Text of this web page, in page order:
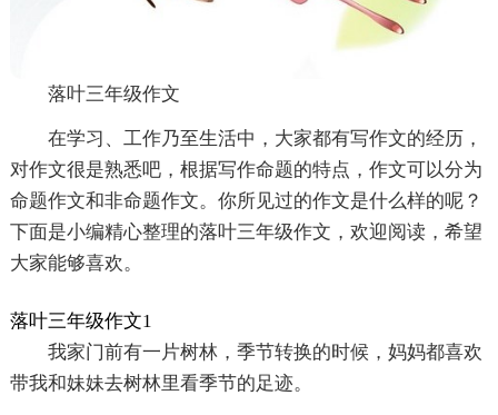
落叶三年级作文
在学习、工作乃至生活中，大家都有写作文的经历，
对作文很是熟悉吧，根据写作命题的特点，作文可以分为
命题作文和非命题作文。你所见过的作文是什么样的呢？
下面是小编精心整理的落叶三年级作文，欢迎阅读，希望
大家能够喜欢。
落叶三年级作文1
我家门前有一片树林，季节转换的时候，妈妈都喜欢
带我和妹妹去树林里看季节的足迹。